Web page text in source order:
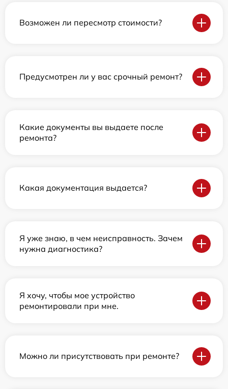
Возможен ли пересмотр стоимости?
Предусмотрен ли у вас срочный ремонт?
Какие документы вы выдаете после
ремонта?
Какая документация выдается?
Я уже знаю, в чем неисправность. Зачем
нужна диагностика?
Я хочу, чтобы мое устройство
ремонтировали при мне.
Можно ли присутствовать при ремонте?